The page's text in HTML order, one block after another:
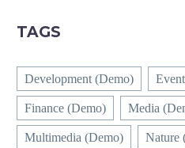
TAGS
Development (Demo)
Finance (Demo) Media
Multimedia (Demo) Nature